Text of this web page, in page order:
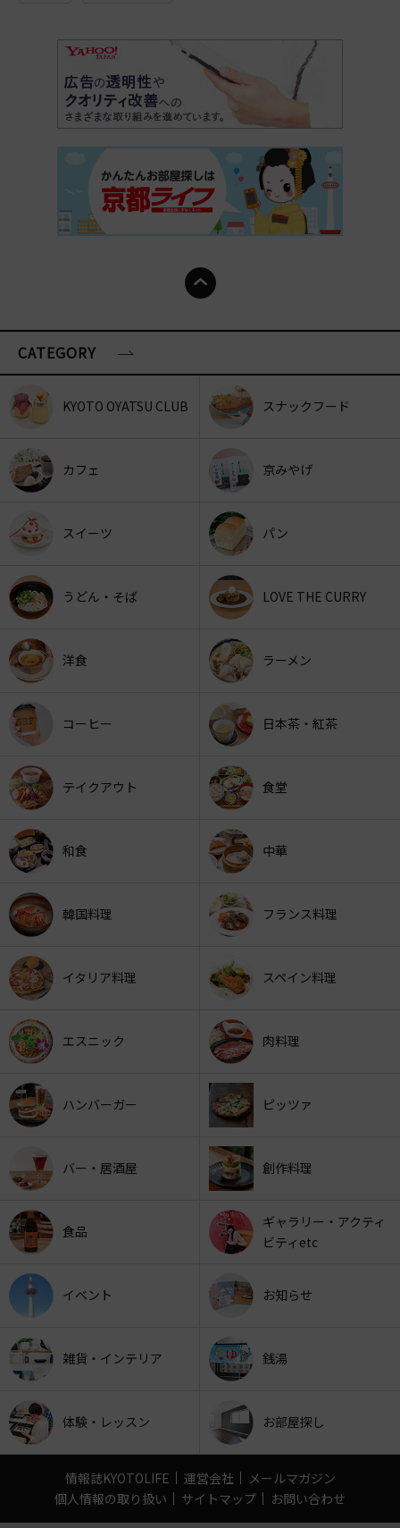
CATEGORY
KYOTO OYATSU CLUB スナックフード
カフェ 京みやげ
スイーツ パン
うどん・そば LOVE THE CURRY
洋食 ラーメン
コーヒー 日本茶・紅茶
テイクアウト 食堂
和食 中華
韓国料理 フランス料理
イタリア料理 スペイン料理
エスニック 肉料理
ハンバーガー ピッツァ
バー・居酒屋 創作料理
食品
ギャラリー・アクティ
ビティetc
イベント お知らせ
雑貨・インテリア 銭湯
体験・レッスン お部屋探し
情報誌KYOTOLIFE 運営会社
メールマガジン
個人情報の取り扱い
サイトマップ お問い合わせ